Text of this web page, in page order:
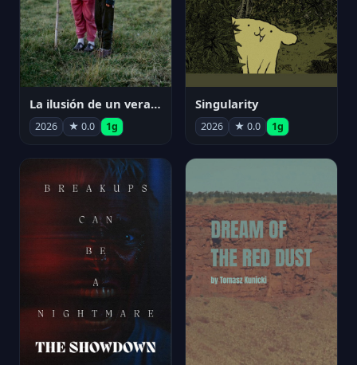
La ilusión de un verano sin fin
2026 ★ 0.0 1g
Singularity
2026 ★ 0.0 1g